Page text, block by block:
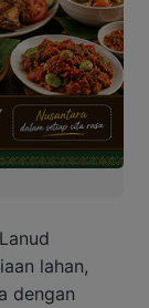
lahan,
dengan